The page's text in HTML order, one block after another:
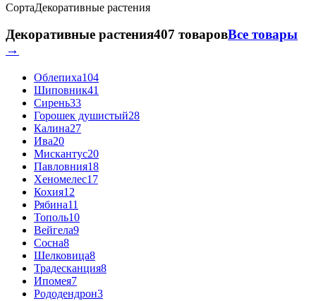
СортаДекоративные растения
Декоративные растения407 товаровВсе товары
→
Облепиха104
Шиповник41
Сирень33
Горошек душистый28
Калина27
Ива20
Мискантус20
Павловния18
Хеномелес17
Кохия12
Рябина11
Тополь10
Вейгела9
Сосна8
Шелковица8
Традесканция8
Ипомея7
Рододендрон3